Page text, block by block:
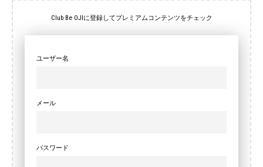
Club Be OJIに登録してプレミアムコンテンツをチェック
ユーザー名
メール
パスワード